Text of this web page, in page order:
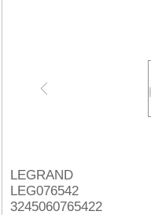
LEGRAND
LEG076542
3245060765422